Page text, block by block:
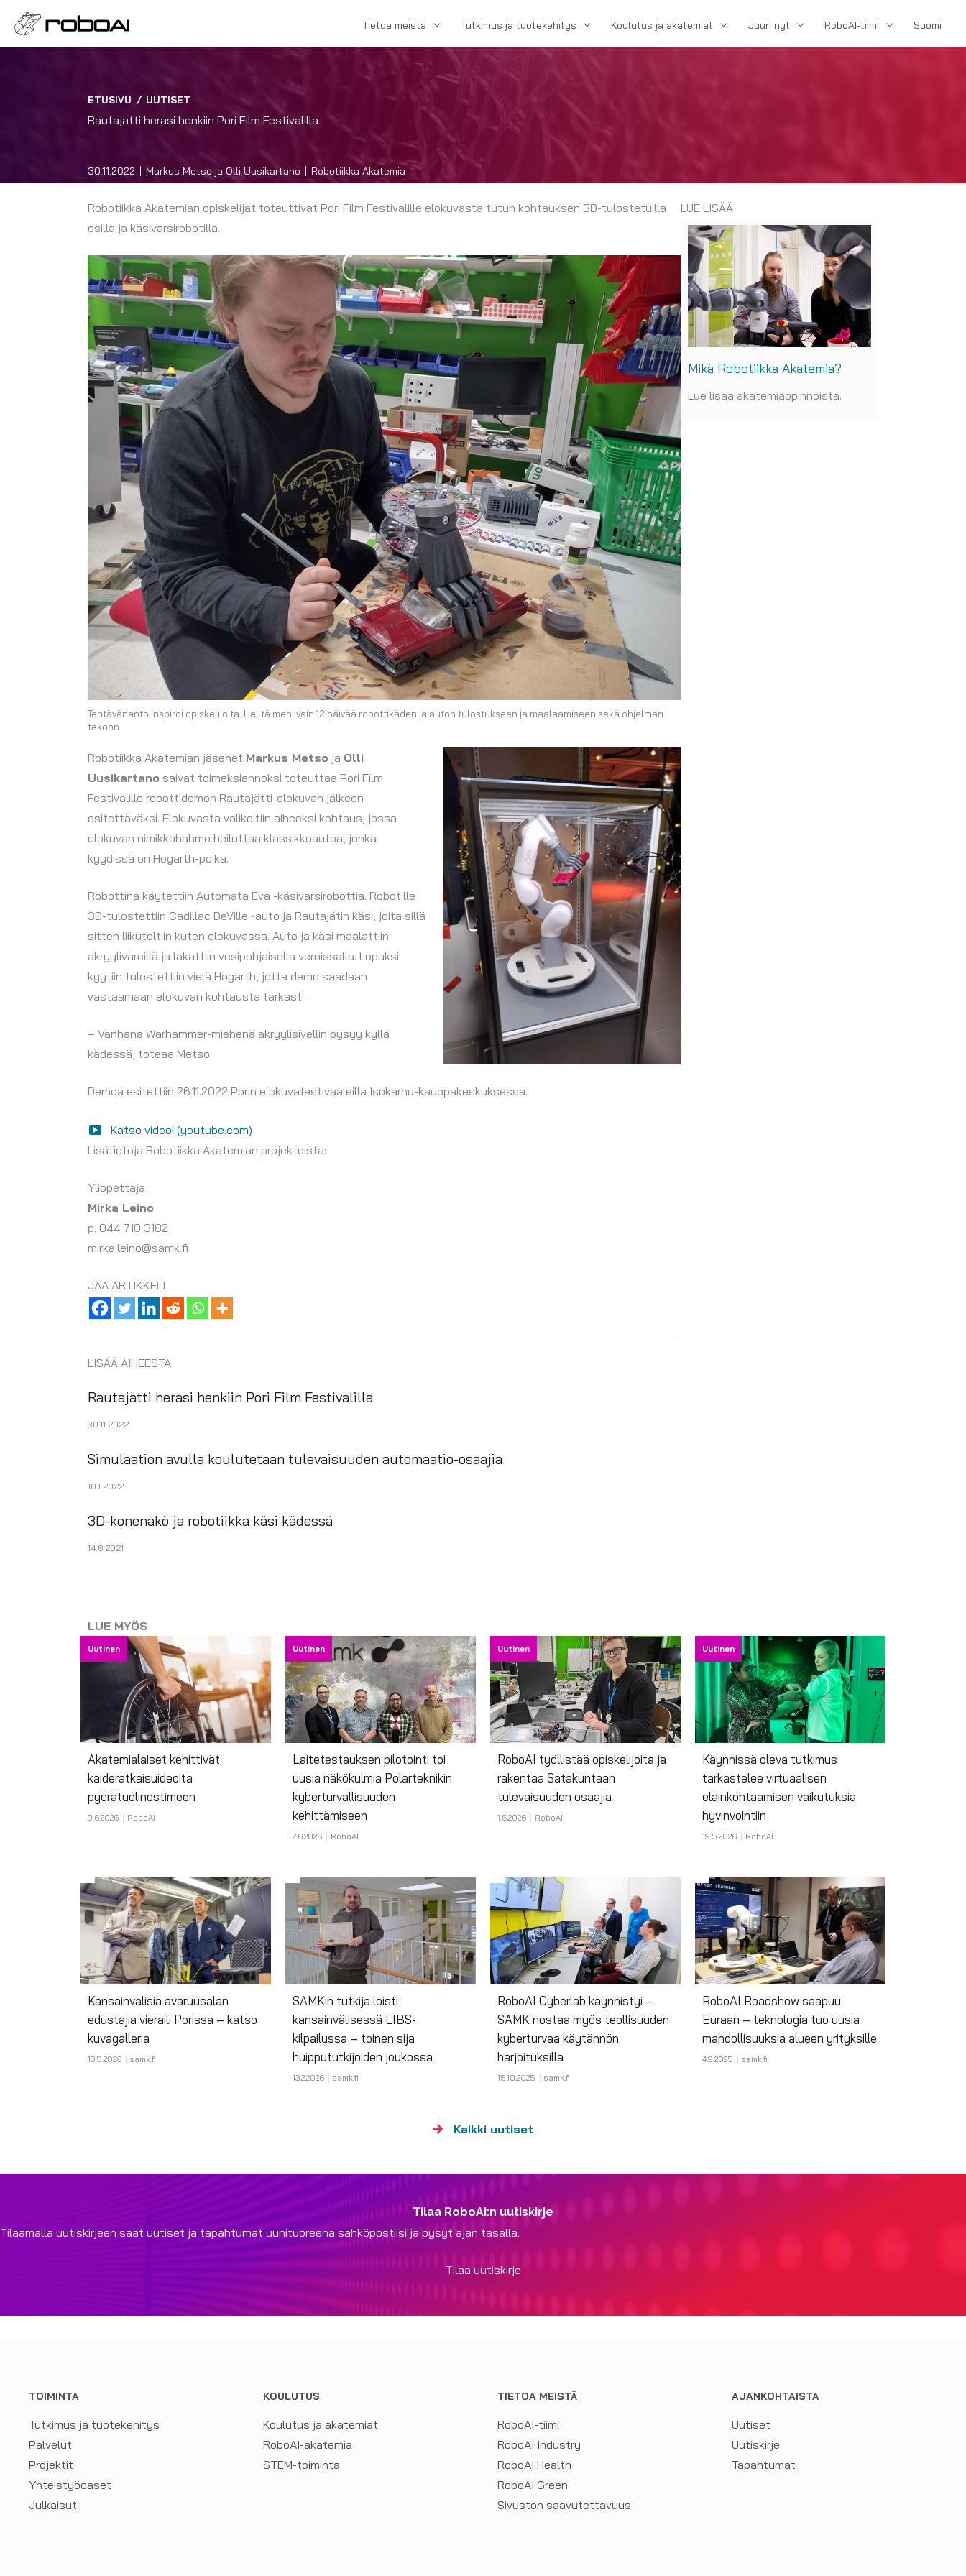
Tietoa meistä Tutkimus ja tuotekehitys Koulutus ja akatemiat Juuri nyt RoboAI-tiimi Suomi
ETUSIVU / UUTISET
Rautajätti heräsi henkiin Pori Film Festivalilla
30.11.2022 Markus Metso ja Olli Uusikartano Robotiikka Akatemia
Robotiikka Akatemian opiskelijat toteuttivat Pori Film Festivalille elokuvasta tutun kohtauksen 3D-tulostetuilla
osilla ja käsivarsirobotilla.
Tehtävänanto inspiroi opiskelijoita. Heiltä meni vain 12 päivää robottikäden ja auton tulostukseen ja maalaamiseen sekä ohjelman
tekoon.
Robotiikka Akatemian jäsenet Markus Metso ja Olli
Uusikartano saivat toimeksiannoksi toteuttaa Pori Film
Festivalille robottidemon Rautajätti-elokuvan jälkeen
esitettäväksi. Elokuvasta valikoitiin aiheeksi kohtaus, jossa
elokuvan nimikkohahmo heiluttaa klassikkoautoa, jonka
kyydissä on Hogarth-poika.
Robottina käytettiin Automata Eva -käsivarsirobottia. Robotille
3D-tulostettiin Cadillac DeVille -auto ja Rautajätin käsi, joita sillä
sitten liikuteltiin kuten elokuvassa. Auto ja käsi maalattiin
akryyliväreillä ja lakattiin vesipohjaisella vernissalla. Lopuksi
kyytiin tulostettiin vielä Hogarth, jotta demo saadaan
vastaamaan elokuvan kohtausta tarkasti.
– Vanhana Warhammer-miehenä akryylisivellin pysyy kyllä
kädessä, toteaa Metso.
Demoa esitettiin 26.11.2022 Porin elokuvafestivaaleilla Isokarhu-kauppakeskuksessa.
Katso video! (youtube.com)
Lisätietoja Robotiikka Akatemian projekteista:
Yliopettaja
Mirka Leino
p. 044 710 3182
mirka.leino@samk.fi
JAA ARTIKKELI
LISÄÄ AIHEESTA
Rautajätti heräsi henkiin Pori Film Festivalilla
30.11.2022
Simulaation avulla koulutetaan tulevaisuuden automaatio-osaajia
10.1.2022
3D-konenäkö ja robotiikka käsi kädessä
14.6.2021
LUE LISÄÄ
Mikä Robotiikka Akatemia?
Lue lisää akatemiaopinnoista.
LUE MYÖS
Uutinen
Akatemialaiset kehittivät
kaideratkaisuideoita
pyörätuolinostimeen
9.6.2026 RoboAI
Uutinen
Laitetestauksen pilotointi toi
uusia näkökulmia Polarteknikin
kyberturvallisuuden
kehittämiseen
2.6.2026 RoboAI
Uutinen
RoboAI työllistää opiskelijoita ja
rakentaa Satakuntaan
tulevaisuuden osaajia
1.6.2026 RoboAI
Uutinen
Käynnissä oleva tutkimus
tarkastelee virtuaalisen
eläinkohtaamisen vaikutuksia
hyvinvointiin
19.5.2026 RoboAI
Kansainvälisiä avaruusalan
edustajia vieraili Porissa – katso
kuvagalleria
18.5.2026 samk.fi
SAMKin tutkija loisti
kansainvälisessä LIBS-
kilpailussa – toinen sija
huippututkijoiden joukossa
13.2.2026 samk.fi
RoboAI Cyberlab käynnistyi –
SAMK nostaa myös teollisuuden
kyberturvaa käytännön
harjoituksilla
15.10.2025 samk.fi
RoboAI Roadshow saapuu
Euraan – teknologia tuo uusia
mahdollisuuksia alueen yrityksille
4.9.2025 samk.fi
Kaikki uutiset
Tilaa RoboAI:n uutiskirje
Tilaamalla uutiskirjeen saat uutiset ja tapahtumat uunituoreena sähköpostiisi ja pysyt ajan tasalla.
Tilaa uutiskirje
TOIMINTA
Tutkimus ja tuotekehitys
Palvelut
Projektit
Yhteistyöcaset
Julkaisut
KOULUTUS
Koulutus ja akatemiat
RoboAI-akatemia
STEM-toiminta
TIETOA MEISTÄ
RoboAI-tiimi
RoboAI Industry
RoboAI Health
RoboAI Green
Sivuston saavutettavuus
AJANKOHTAISTA
Uutiset
Uutiskirje
Tapahtumat